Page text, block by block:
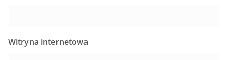
Witryna internetowa